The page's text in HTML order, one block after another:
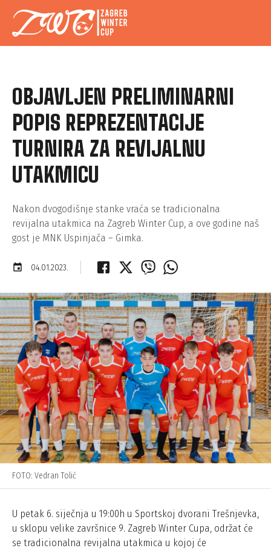
OBJAVLJEN PRELIMINARNI
POPIS REPREZENTACIJE
TURNIRA ZA REVIJALNU
UTAKMICU
Nakon dvogodišnje stanke vraća se tradicionalna
revijalna utakmica na Zagreb Winter Cup, a ove godine naš
gost je MNK Uspinjača – Gimka.
event 04.01.2023.
FOTO: Vedran Tolić
U petak 6. siječnja u 19:00h u Sportskoj dvorani Trešnjevka,
u sklopu velike završnice 9. Zagreb Winter Cupa, održat će
se tradicionalna revijalna utakmica u kojoj će